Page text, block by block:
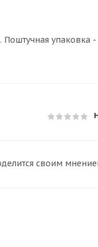
упаковка
своим